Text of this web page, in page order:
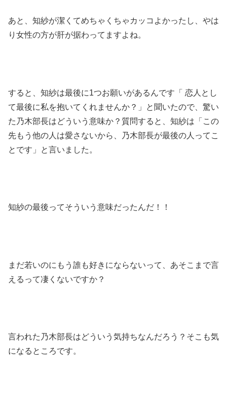
あと、知紗が潔くてめちゃくちゃカッコよかったし、やは
り女性の方が肝が据わってますよね。
すると、知紗は最後に1つお願いがあるんです「 恋人とし
て最後に私を抱いてくれませんか？」と聞いたので、驚い
た乃木部長はどういう意味か？質問すると、知紗は「この
先もう他の人は愛さないから、乃木部長が最後の人ってこ
とです」と言いました。
知紗の最後ってそういう意味だったんだ！！
まだ若いのにもう誰も好きにならないって、あそこまで言
えるって凄くないですか？
言われた乃木部長はどういう気持ちなんだろう？そこも気
になるところです。